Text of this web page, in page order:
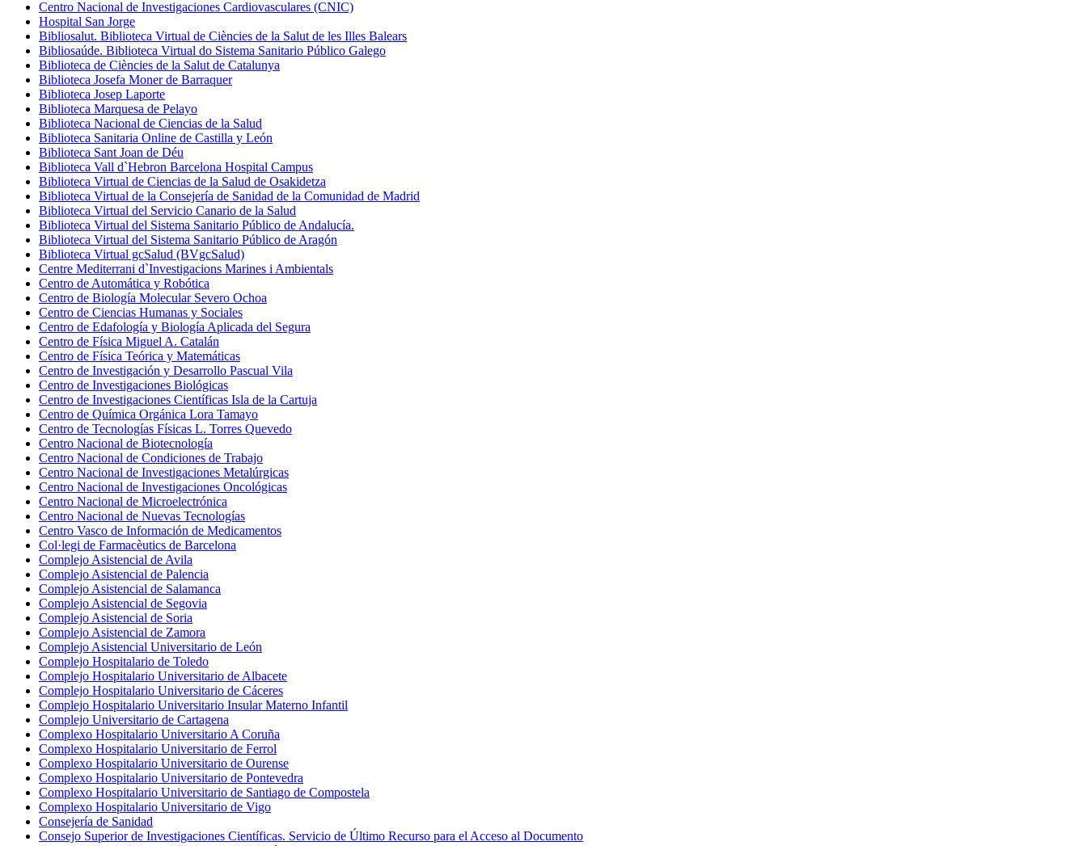
Centro Nacional de Investigaciones Cardiovasculares (CNIC)
Hospital San Jorge
Bibliosalut. Biblioteca Virtual de Ciències de la Salut de les Illes Balears
Bibliosaúde. Biblioteca Virtual do Sistema Sanitario Público Galego
Biblioteca de Ciències de la Salut de Catalunya
Biblioteca Josefa Moner de Barraquer
Biblioteca Josep Laporte
Biblioteca Marquesa de Pelayo
Biblioteca Nacional de Ciencias de la Salud
Biblioteca Sanitaria Online de Castilla y León
Biblioteca Sant Joan de Déu
Biblioteca Vall d`Hebron Barcelona Hospital Campus
Biblioteca Virtual de Ciencias de la Salud de Osakidetza
Biblioteca Virtual de la Consejería de Sanidad de la Comunidad de Madrid
Biblioteca Virtual del Servicio Canario de la Salud
Biblioteca Virtual del Sistema Sanitario Público de Andalucía.
Biblioteca Virtual del Sistema Sanitario Público de Aragón
Biblioteca Virtual gcSalud (BVgcSalud)
Centre Mediterrani d`Investigacions Marines i Ambientals
Centro de Automática y Robótica
Centro de Biología Molecular Severo Ochoa
Centro de Ciencias Humanas y Sociales
Centro de Edafología y Biología Aplicada del Segura
Centro de Física Miguel A. Catalán
Centro de Física Teórica y Matemáticas
Centro de Investigación y Desarrollo Pascual Vila
Centro de Investigaciones Biológicas
Centro de Investigaciones Científicas Isla de la Cartuja
Centro de Química Orgánica Lora Tamayo
Centro de Tecnologías Físicas L. Torres Quevedo
Centro Nacional de Biotecnología
Centro Nacional de Condiciones de Trabajo
Centro Nacional de Investigaciones Metalúrgicas
Centro Nacional de Investigaciones Oncológicas
Centro Nacional de Microelectrónica
Centro Nacional de Nuevas Tecnologías
Centro Vasco de Información de Medicamentos
Col·legi de Farmacèutics de Barcelona
Complejo Asistencial de Avila
Complejo Asistencial de Palencia
Complejo Asistencial de Salamanca
Complejo Asistencial de Segovia
Complejo Asistencial de Soria
Complejo Asistencial de Zamora
Complejo Asistencial Universitario de León
Complejo Hospitalario de Toledo
Complejo Hospitalario Universitario de Albacete
Complejo Hospitalario Universitario de Cáceres
Complejo Hospitalario Universitario Insular Materno Infantil
Complejo Universitario de Cartagena
Complexo Hospitalario Universitario A Coruña
Complexo Hospitalario Universitario de Ferrol
Complexo Hospitalario Universitario de Ourense
Complexo Hospitalario Universitario de Pontevedra
Complexo Hospitalario Universitario de Santiago de Compostela
Complexo Hospitalario Universitario de Vigo
Consejería de Sanidad
Consejo Superior de Investigaciones Científicas. Servicio de Último Recurso para el Acceso al Documento